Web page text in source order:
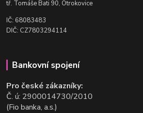
tř. Tomáše Bati 90, Otrokovice
IČ: 68083483
DIČ: CZ7803294114
Bankovní spojení
Pro české zákazníky:
Č. ú: 2900014730/2010
(Fio banka, a.s.)